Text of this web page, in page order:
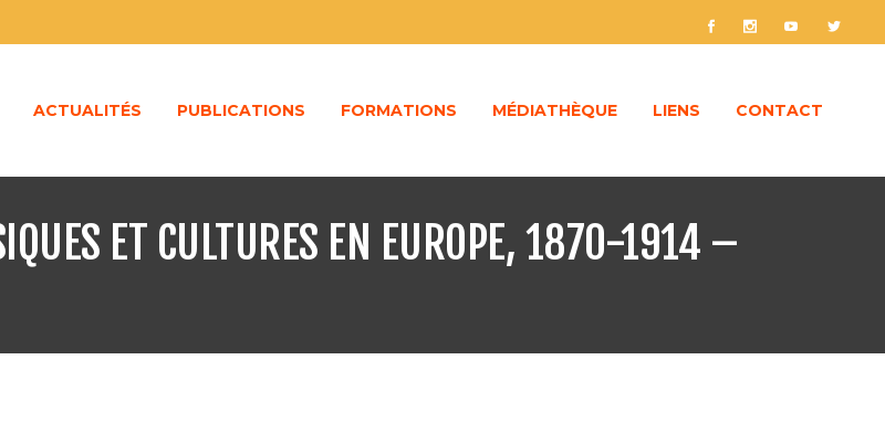
ACTUALITÉS PUBLICATIONS FORMATIONS MÉDIATHÈQUE LIENS CONTACT
ET CULTURES EN EUROPE, 1870-1914 –